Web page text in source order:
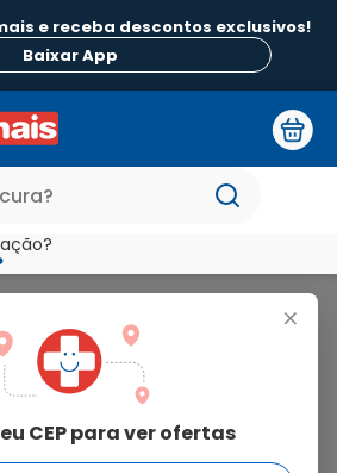
e receba descontos exclusivos!
Baixar App
+
CEP para ver ofertas